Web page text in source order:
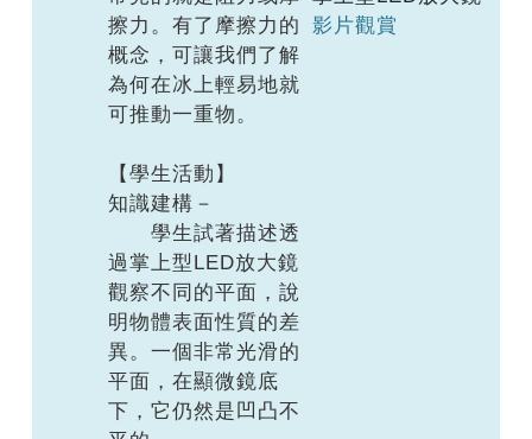
擦力。有了摩擦力的
概念，可讓我們了解
為何在冰上輕易地就
可推動一重物。
【學生活動】
知識建構－
學生試著描述透
過掌上型LED放大鏡
觀察不同的平面，說
明物體表面性質的差
異。一個非常光滑的
平面，在顯微鏡底
下，它仍然是凹凸不
影片觀賞